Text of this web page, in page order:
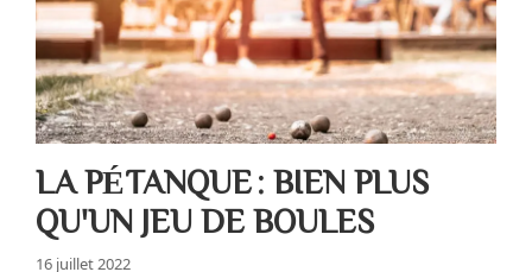
LA PÉTANQUE : BIEN PLUS
QU'UN JEU DE BOULES
16 juillet 2022